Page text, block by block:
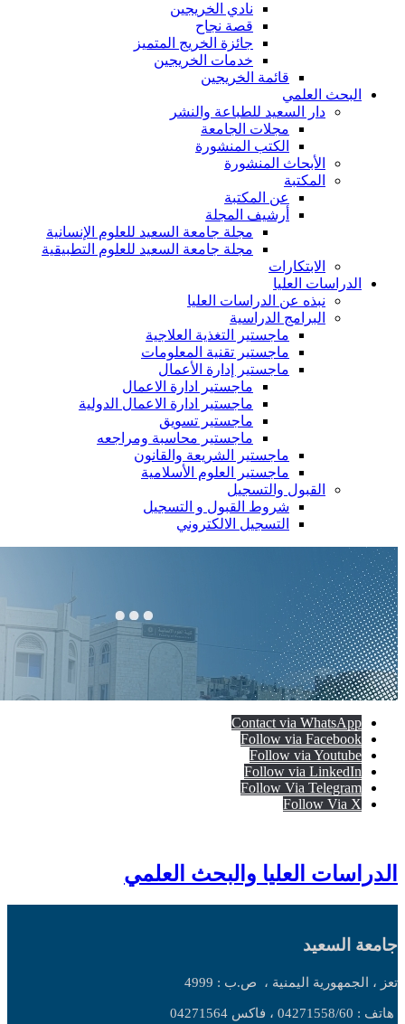
نادي الخريجين
قصة نجاح
جائزة الخريج المتميز
خدمات الخريجين
قائمة الخريجين
البحث العلمي
دار السعيد للطباعة والنشر
مجلات الجامعة
الكتب المنشورة
الأبحاث المنشورة
المكتبة
عن المكتبة
أرشيف المجلة
مجلة جامعة السعيد للعلوم الإنسانية
مجلة جامعة السعيد للعلوم التطبيقية
الابتكارات
الدراسات العليا
نبذه عن الدراسات العليا
البرامج الدراسية
ماجستير التغذية العلاجية
ماجستير تقنية المعلومات
ماجستير إدارة الأعمال
ماجستير ادارة الاعمال
ماجستير ادارة الاعمال الدولية
ماجستير تسويق
ماجستير محاسبة ومراجعه
ماجستير الشريعة والقانون
ماجستير العلوم الأسلامية
القبول والتسجيل
شروط القبول و التسجيل
التسجيل الالكتروني
Contact via WhatsApp
Follow via Facebook
Follow via Youtube
Follow via LinkedIn
Follow Via Telegram
Follow Via X
الدراسات العليا والبحث العلمي
جامعة السعيد
تعز ، الجمهورية اليمنية ، ص.ب : 4999
هاتف : 04271558/60 ، فاكس 04271564